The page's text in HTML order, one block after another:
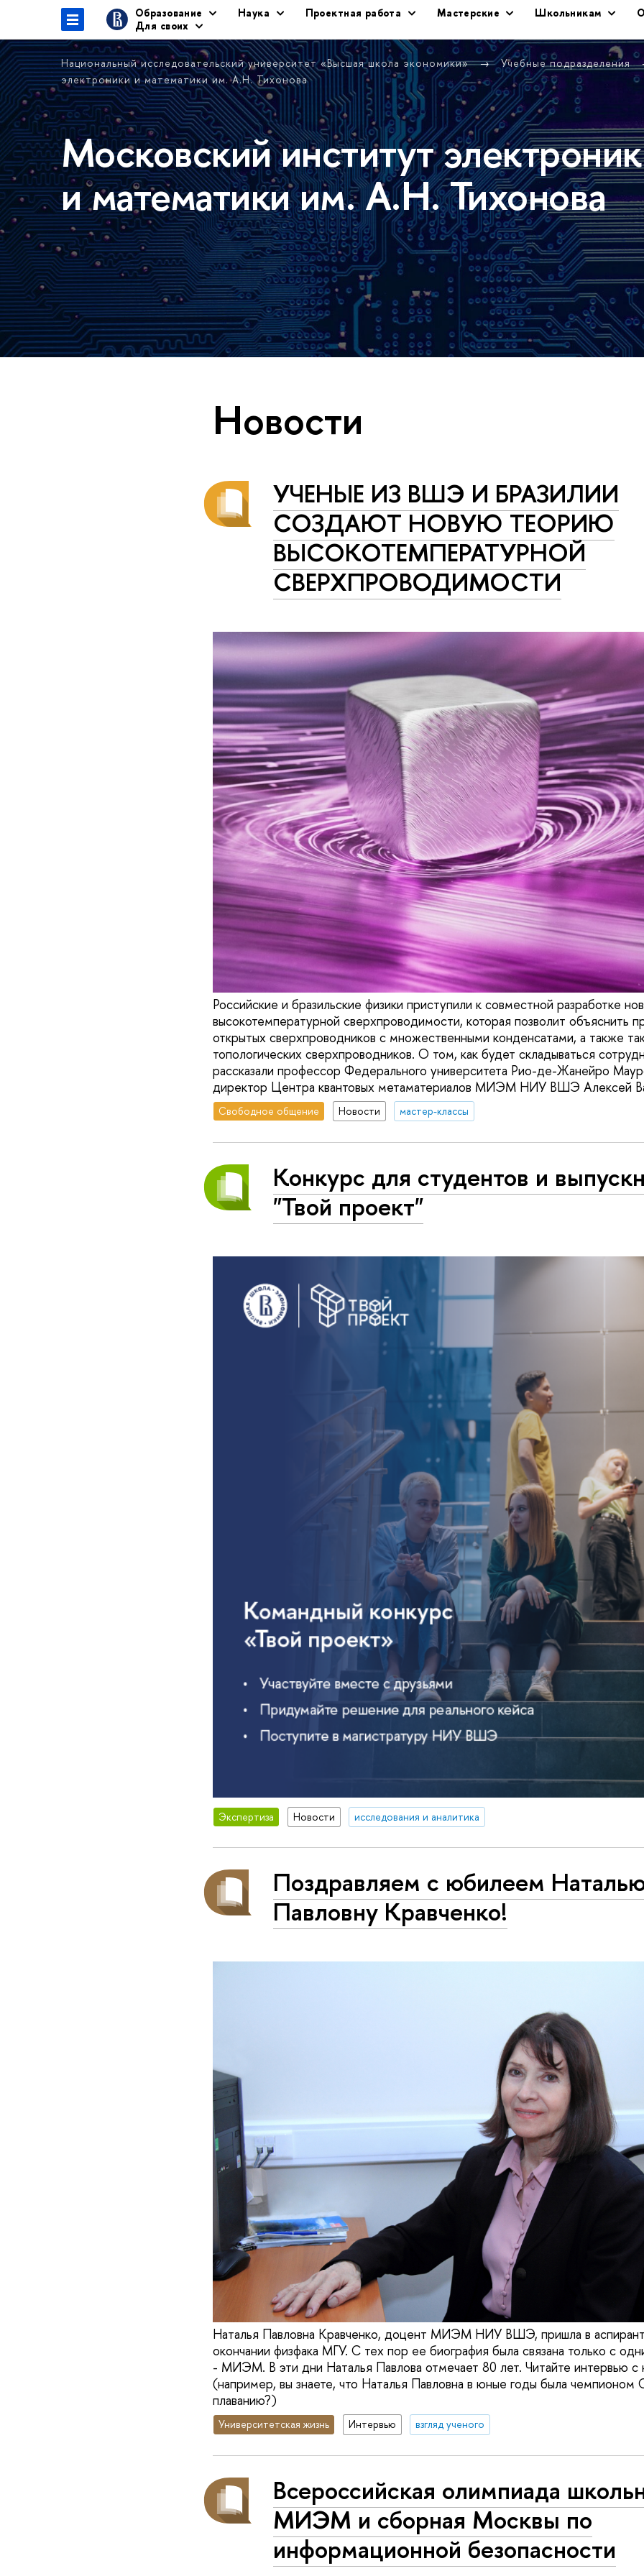
Образование Наука Проектная работа Мастерские Школьникам
Для своих
Национальный исследовательский университет «Высшая школа экономики»
Учебные подразделения
электроники и математики им. А.Н. Тихонова
Московский институт
и математики им. А.Н. Тихонова
Новости
УЧЕНЫЕ ИЗ ВШЭ И БРАЗИЛИИ
СОЗДАЮТ НОВУЮ ТЕОРИЮ
ВЫСОКОТЕМПЕРАТУРНОЙ
СВЕРХПРОВОДИМОСТИ
Российские и бразильские физики приступили к совместной разработке
высокотемпературной сверхпроводимости, которая позволит объяснить
открытых сверхпроводников с множественными конденсатами, а также
топологических сверхпроводников. О том, как будет складываться
рассказали профессор Федерального университета Рио-де-Жанейро
директор Центра квантовых метаматериалов МИЭМ НИУ ВШЭ Алексей
Свободное общение Новости мастер-классы
Конкурс для студентов и
"Твой проект"
Экспертиза Новости исследования и аналитика
Поздравляем с юбилеем
Павловну Кравченко!
Наталья Павловна Кравченко, доцент МИЭМ НИУ ВШЭ, пришла в
окончании физфака МГУ. С тех пор ее биография была связана только с
- МИЭМ. В эти дни Наталья Павлова отмечает 80 лет. Читайте интервью
(например, вы знаете, что Наталья Павловна в юные годы была
плаванию?)
Университетская жизнь Интервью взгляд ученого
Всероссийская олимпиада
МИЭМ и сборная Москвы по
информационной безопасности